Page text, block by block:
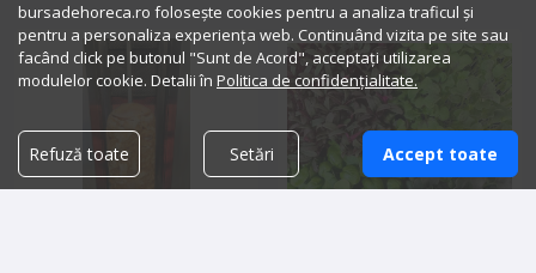
bursadehoreca.ro folosește cookies pentru a analiza traficul și
pentru a personaliza experiența web. Continuând vizita pe site sau
facând click pe butonul "Sunt de Acord", acceptați utilizarea
modulelor cookie. Detalii în Politica de confidențialitate.
Refuză toate Setări Accept toate